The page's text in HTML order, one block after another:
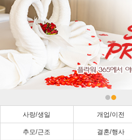
사랑/생일 개업/이전
추모/근조 결혼/행사